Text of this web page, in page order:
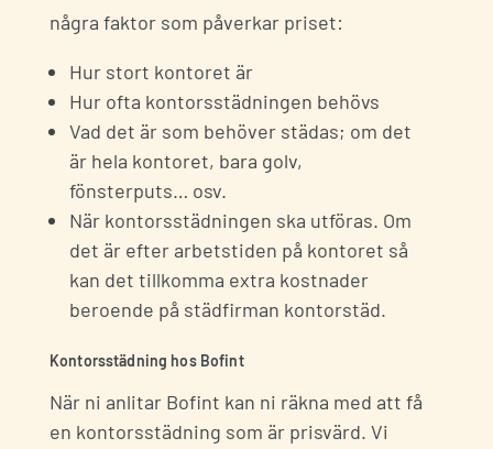
några faktor som påverkar priset:
Hur stort kontoret är
Hur ofta kontorsstädningen behövs
Vad det är som behöver städas; om det
är hela kontoret, bara golv,
fönsterputs… osv.
När kontorsstädningen ska utföras. Om
det är efter arbetstiden på kontoret så
kan det tillkomma extra kostnader
beroende på städfirman kontorstäd.
Kontorsstädning hos Bofint
När ni anlitar Bofint kan ni räkna med att få
en kontorsstädning som är prisvärd. Vi